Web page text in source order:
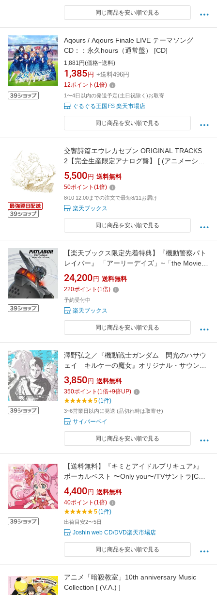
同じ商品を安い順で見る
Aqours / Aqours Finale LIVE テーマソング
CD：：永久hours（通常盤） [CD]
1,881円(価格+送料)
1,385 円 +送料496円
12ポイント (1倍)
1〜4日以内の発送予定(土日祝除く)お取寄
ぐるぐる王国FS 楽天市場店
同じ商品を安い順で見る
交響詩篇エウレカセブン ORIGINAL TRACKS
2【完全生産限定アナログ盤】 [ (アニメーショ
ン) ]
5,500 円 送料無料
50ポイント (1倍)
8/10 12:00までの注文で最短8/11お届け
楽天ブックス
同じ商品を安い順で見る
【楽天ブックス限定先着特典】『機動警察パト
レイバー』 「アーリーデイズ」~「the Movie」
Music Collection CD BOX（仮）(アクリルスマ
ホスタンド) [ (アニメーション) ]
24,200 円 送料無料
220ポイント (1倍)
予約受付中
楽天ブックス
同じ商品を安い順で見る
澤野弘之／『機動戦士ガンダム 閃光のハサウ
ェイ キルケーの魔女』オリジナル・サウンド
トラック (輸出不可/)[SRML-1143]【発売日】
2026/2/4【CD】
3,850 円 送料無料
350ポイント (1倍+9倍UP)
5(1件)
3~6営業日以内に発送 (品切れ時は取寄せ)
サイバーベイ
同じ商品を安い順で見る
【送料無料】『キミとアイドルプリキュア♪』
ボーカルベスト 〜Only you〜/TVサントラ[CD]
【返品種別A】
4,400 円 送料無料
40ポイント (1倍)
5(1件)
出荷目安2〜5日
Joshin web CD/DVD楽天市場店
同じ商品を安い順で見る
アニメ「暗殺教室」10th anniversary Music
Collection [ (V.A.) ]